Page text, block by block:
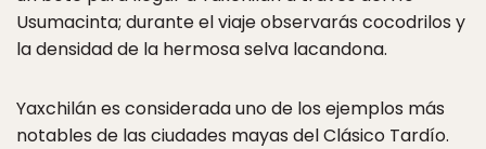
Usumacinta; durante el viaje observarás cocodrilos y
la densidad de la hermosa selva lacandona.
Yaxchilán es considerada uno de los ejemplos más
notables de las ciudades mayas del Clásico Tardío.